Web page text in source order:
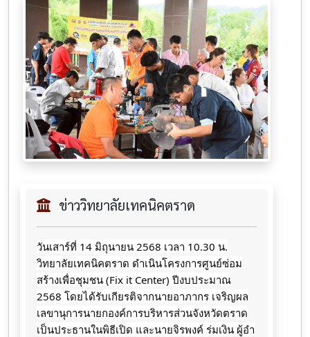
ข่าววิทยาลัยเทคนิคตราด
วันเสาร์​ที่​ 14 มิถุนายน​ 2568 เวลา 10.30 น.
วิทยาลัยเทคนิคตราด ดำเนินโครงการศูนย์ซ่อม
สร้างเพื่อชุมชน (Fix it Center) ปีงบประมาณ
2568 โดยได้รับเกียรติจากนายอาภากร​ เจริญ​ผล
เลขานุการนายกองค์การบริหารส่วนจังหวัดตราด
เป็นประธานในพิธีเปิด และนายจิ​รพ​งค์​ ร​่​มเงิน​ ผู้​อำ​